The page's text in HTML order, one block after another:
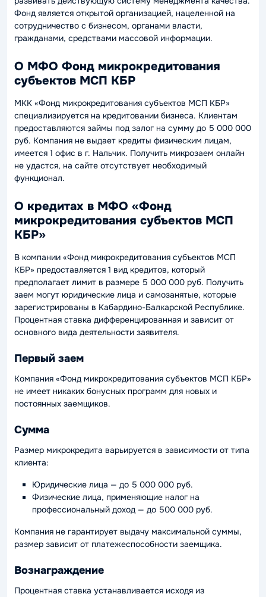
Фонд является открытой организацией, нацеленной на
сотрудничество с бизнесом, органами власти,
гражданами, средствами массовой информации.
О МФО Фонд микрокредитования
субъектов МСП КБР
МКК «Фонд микрокредитования субъектов МСП КБР»
специализируется на кредитовании бизнеса. Клиентам
предоставляются займы под залог на сумму до 5 000 000
руб. Компания не выдает кредиты физическим лицам,
имеется 1 офис в г. Нальчик. Получить микрозаем онлайн
не удастся, на сайте отсутствует необходимый
функционал.
О кредитах в МФО «Фонд
микрокредитования субъектов МСП
КБР»
В компании «Фонд микрокредитования субъектов МСП
КБР» предоставляется 1 вид кредитов, который
предполагает лимит в размере 5 000 000 руб. Получить
заем могут юридические лица и самозанятые, которые
зарегистрированы в Кабардино-Балкарской Республике.
Процентная ставка дифференцированная и зависит от
основного вида деятельности заявителя.
Первый заем
Компания «Фонд микрокредитования субъектов МСП КБР»
не имеет никаких бонусных программ для новых и
постоянных заемщиков.
Сумма
Размер микрокредита варьируется в зависимости от типа
клиента:
Юридические лица — до 5 000 000 руб.
Физические лица, применяющие налог на
профессиональный доход — до 500 000 руб.
Компания не гарантирует выдачу максимальной суммы,
размер зависит от платежеспособности заемщика.
Вознаграждение
Процентная ставка устанавливается исходя из